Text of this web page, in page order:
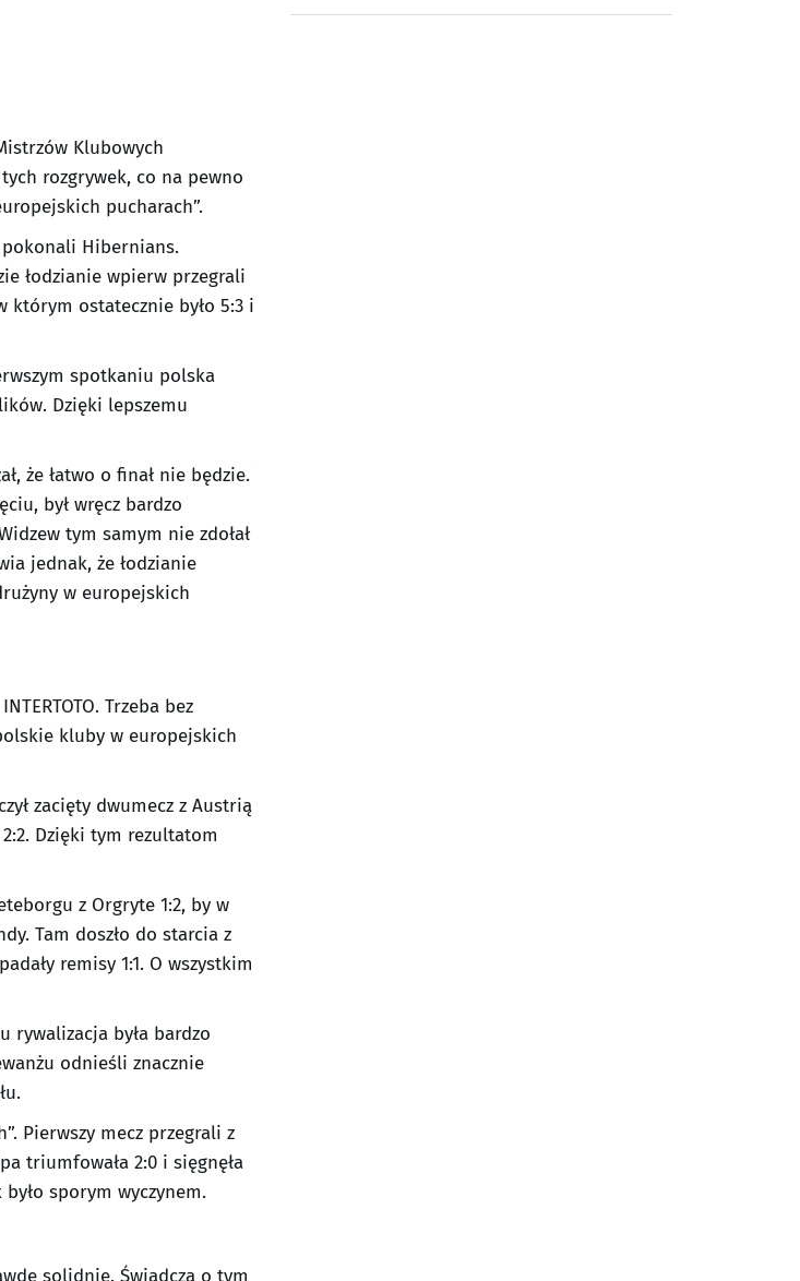
Klubowych
rozgrywek, co na pewno
pucharach”.
pokonali Hibernians.
łodzianie wpierw przegrali
którym ostatecznie było 5:3 i
spotkaniu polska
Dzięki lepszemu
że łatwo o finał nie będzie.
był wręcz bardzo
tym samym nie zdołał
jednak, że łodzianie
w europejskich
Trzeba bez
kluby w europejskich
zacięty dwumecz z Austrią
Dzięki tym rezultatom
z Orgryte 1:2, by w
Tam doszło do starcia z
remisy 1:1. O wszystkim
rywalizacja była bardzo
odnieśli znacznie
Pierwszy mecz przegrali z
triumfowała 2:0 i sięgnęła
sporym wyczynem.
solidnie. Świadczą o tym